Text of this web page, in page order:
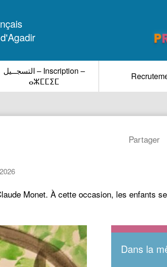
التسجــيل – Inscription –
ⴰⵣⵎⵎⵉⵎ
Partager
Monet. À cette occasion, les enfants
Dans la